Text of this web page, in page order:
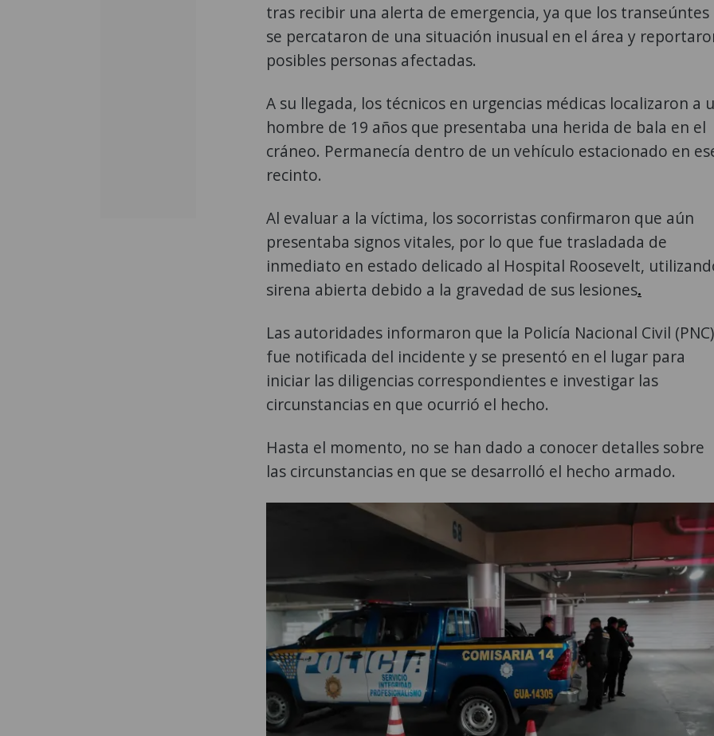
tras recibir una alerta de emergencia, ya que los transeúntes
se percataron de una situación inusual en el área y
posibles personas afectadas.
A su llegada, los técnicos en urgencias médicas localizaron a
hombre de 19 años que presentaba una herida de bala en el
cráneo. Permanecía dentro de un vehículo estacionado en
recinto.
Al evaluar a la víctima, los socorristas confirmaron que aún
presentaba signos vitales, por lo que fue trasladada de
inmediato en estado delicado al Hospital Roosevelt,
sirena abierta debido a la gravedad de sus lesiones.
Las autoridades informaron que la Policía Nacional Civil (PNC)
fue notificada del incidente y se presentó en el lugar para
iniciar las diligencias correspondientes e investigar las
circunstancias en que ocurrió el hecho.
Hasta el momento, no se han dado a conocer detalles sobre
las circunstancias en que se desarrolló el hecho armado.